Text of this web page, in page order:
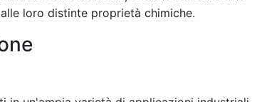
loro distinte proprietà chimiche.